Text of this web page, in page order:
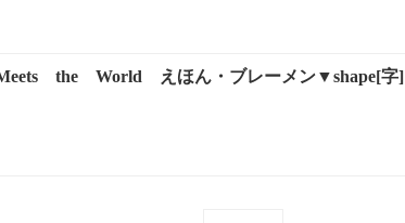
the World えほん・ブレーメン▼shape[字]